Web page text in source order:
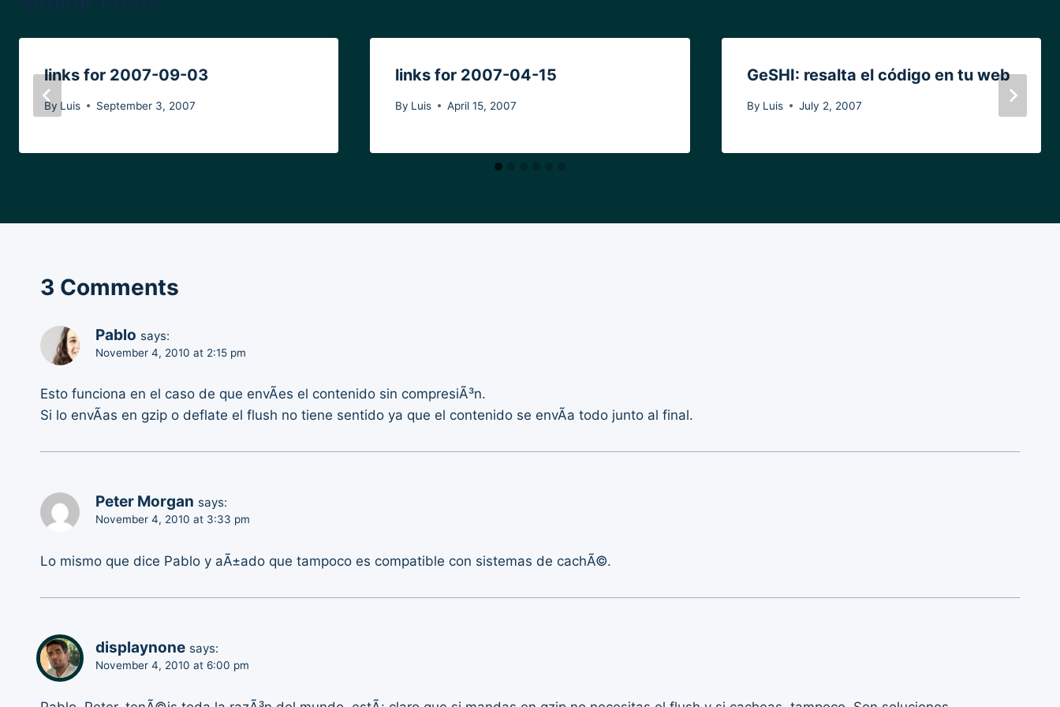
links for 2007-09-03
By Luis September 3, 2007
links for 2007-04-15
By Luis April 15, 2007
GeSHI: resalta el código en tu web
By Luis July 2, 2007
3 Comments
Pablo says:
November 4, 2010 at 2:15 pm
Esto funciona en el caso de que envÃ­es el contenido sin compresiÃ³n.
Si lo envÃ­as en gzip o deflate el flush no tiene sentido ya que el contenido se envÃ­a todo junto al final.
Peter Morgan says:
November 4, 2010 at 3:33 pm
Lo mismo que dice Pablo y aÃ±ado que tampoco es compatible con sistemas de cachÃ©.
displaynone says:
November 4, 2010 at 6:00 pm